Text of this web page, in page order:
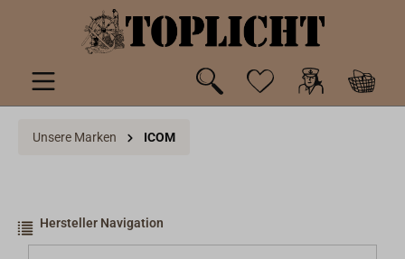
springen
Unsere Marken ICOM
Hersteller Navigation